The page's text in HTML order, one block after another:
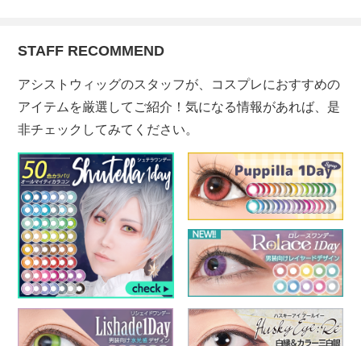
STAFF RECOMMEND
アシストウィッグのスタッフが、コスプレにおすすめの
アイテムを厳選してご紹介！気になる情報があれば、是
非チェックしてみてください。